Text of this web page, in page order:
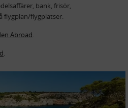
bank, frisör,
flygplan/flygplatser.
Abroad.
.